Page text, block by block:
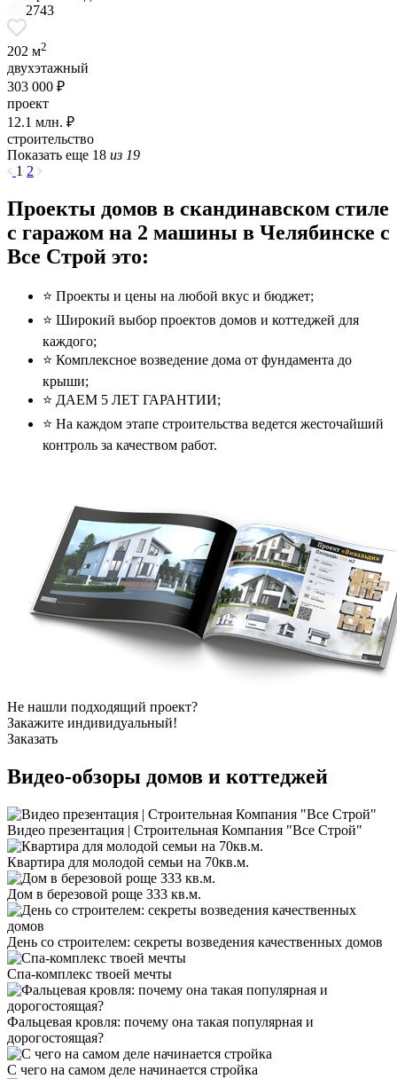
2743
202 м2
двухэтажный
303 000 ₽
проект
12.1 млн. ₽
строительство
Показать еще 18 из 19
1 2
Проекты домов в скандинавском стиле
с гаражом на 2 машины в Челябинске с
Все Строй это:
⭐️ Проекты и цены на любой вкус и бюджет;
⭐️ Широкий выбор проектов домов и коттеджей для
каждого;
⭐️ Комплексное возведение дома от фундамента до
крыши;
⭐️ ДАЕМ 5 ЛЕТ ГАРАНТИИ;
⭐️ На каждом этапе строительства ведется жесточайший
контроль за качеством работ.
Не нашли подходящий проект?
Закажите индивидуальный!
Заказать
Видео-обзоры домов и коттеджей
Видео презентация | Строительная Компания "Все Строй"
Квартира для молодой семьи на 70кв.м.
Дом в березовой роще 333 кв.м.
День со строителем: секреты возведения качественных домов
Спа-комплекс твоей мечты
Фальцевая кровля: почему она такая популярная и
дорогостоящая?
С чего на самом деле начинается стройка